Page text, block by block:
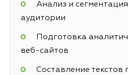
Анализ и
аудитории
Подготовка
веб-сайтов
Составление текстов